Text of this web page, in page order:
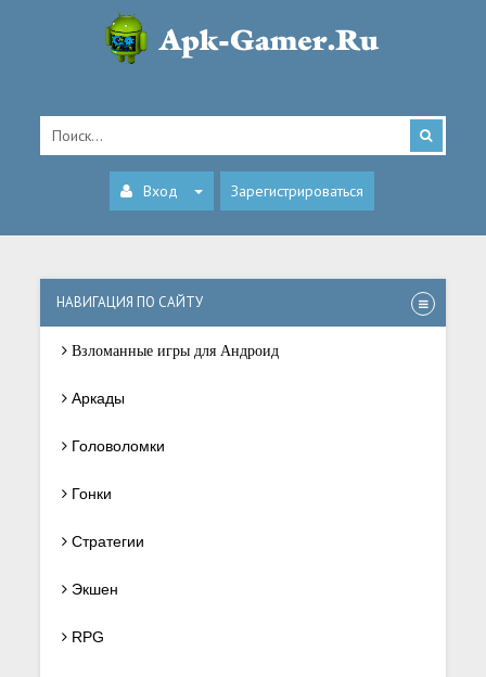
Вход Зарегистрироваться
НАВИГАЦИЯ ПО САЙТУ
Взломанные игры для Андроид
Аркады
Головоломки
Гонки
Стратегии
Экшен
RPG